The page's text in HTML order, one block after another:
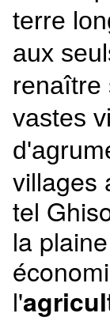
terre
aux
renaître
vastes
villages
tel
la
l'